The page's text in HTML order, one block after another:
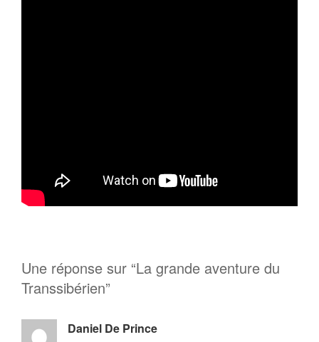
Une réponse sur “La grande aventure du
Transsibérien”
Daniel De Prince